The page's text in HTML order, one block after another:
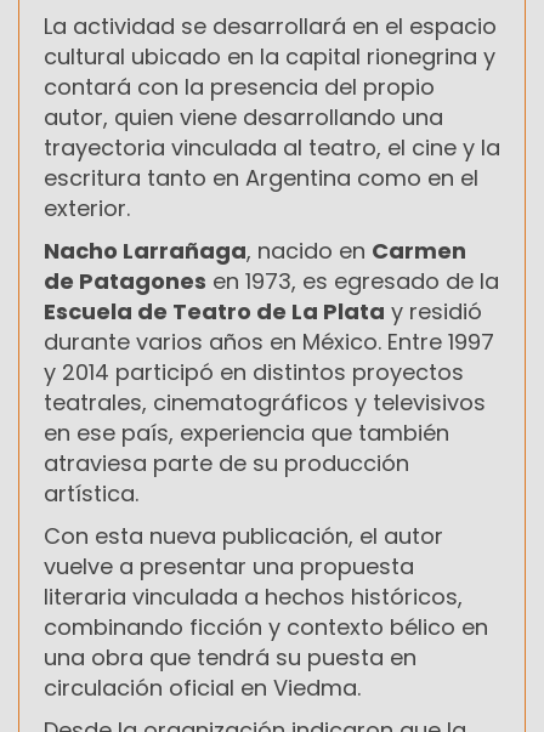
La actividad se desarrollará en el espacio
cultural ubicado en la capital rionegrina y
contará con la presencia del propio
autor, quien viene desarrollando una
trayectoria vinculada al teatro, el cine y la
escritura tanto en Argentina como en el
exterior.
Nacho Larrañaga, nacido en Carmen
de Patagones en 1973, es egresado de la
Escuela de Teatro de La Plata y residió
durante varios años en México. Entre 1997
y 2014 participó en distintos proyectos
teatrales, cinematográficos y televisivos
en ese país, experiencia que también
atraviesa parte de su producción
artística.
Con esta nueva publicación, el autor
vuelve a presentar una propuesta
literaria vinculada a hechos históricos,
combinando ficción y contexto bélico en
una obra que tendrá su puesta en
circulación oficial en Viedma.